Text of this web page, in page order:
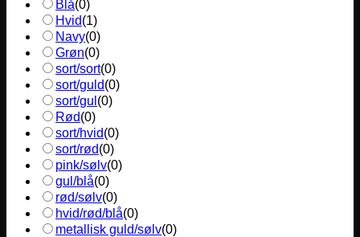
Blå(0)
Hvid(1)
Navy(0)
Grøn(0)
sort/sort(0)
sort/guld(0)
sort/gul (0)
Rød(0)
sort/hvid(0)
sort/rød(0)
pink/sølv(0)
gul/blå(0)
rød/sølv(0)
hvid/rød/blå(0)
metallisk guld/sølv(0)